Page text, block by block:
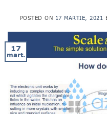
POSTED ON 17 MARTIE, 2021
17
mart.